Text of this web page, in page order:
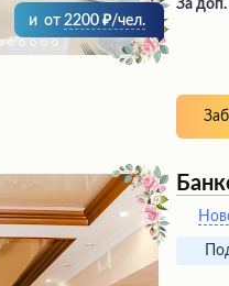
и от 2200 /чел.
За доп.